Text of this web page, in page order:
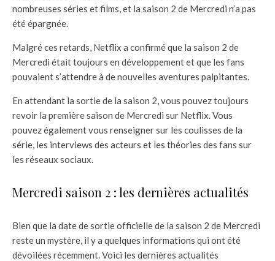
nombreuses séries et films, et la saison 2 de Mercredi n’a pas
été épargnée.
Malgré ces retards, Netflix a confirmé que la saison 2 de
Mercredi était toujours en développement et que les fans
pouvaient s’attendre à de nouvelles aventures palpitantes.
En attendant la sortie de la saison 2, vous pouvez toujours
revoir la première saison de Mercredi sur Netflix. Vous
pouvez également vous renseigner sur les coulisses de la
série, les interviews des acteurs et les théories des fans sur
les réseaux sociaux.
Mercredi saison 2 : les dernières actualités
Bien que la date de sortie officielle de la saison 2 de Mercredi
reste un mystère, il y a quelques informations qui ont été
dévoilées récemment. Voici les dernières actualités